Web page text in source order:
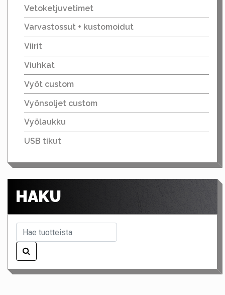
Vetoketjuvetimet
Varvastossut + kustomoidut
Viirit
Viuhkat
Vyöt custom
Vyönsoljet custom
Vyölaukku
USB tikut
HAKU